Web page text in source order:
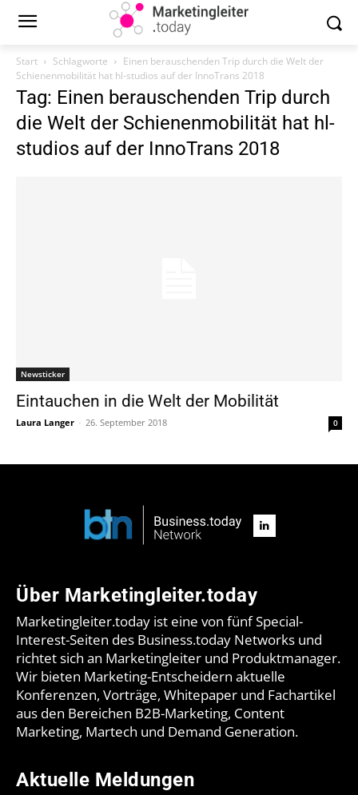
Start Schlagworte
Einen berauschenden Trip durch die Welt der
Schienenmobilität hat hl-studios auf der InnoTrans 2018
Tag: Einen berauschenden Trip durch
die Welt der Schienenmobilität hat hl-
studios auf der InnoTrans 2018
Newsticker
Eintauchen in die Welt der Mobilität
Laura Langer - 26. September 2018 0
Über Marketingleiter.today
Marketingleiter.today ist eine von fünf Special-
Interest-Seiten des Business.today Networks und
richtet sich an Marketingleiter und Produktmanager.
Wir bieten Marketing-Entscheidern aktuelle
Konferenzen, Vorträge, Whitepaper und Fachartikel
aus den Bereichen B2B-Marketing, Content
Marketing, Martech und Demand Generation.
Aktuelle Meldungen